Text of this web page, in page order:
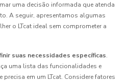
uma decisão informada que atenda
A seguir, apresentamos algumas
o LTcat ideal sem comprometer a
suas necessidades específicas.
uma lista das funcionalidades e
em um LTcat. Considere fatores